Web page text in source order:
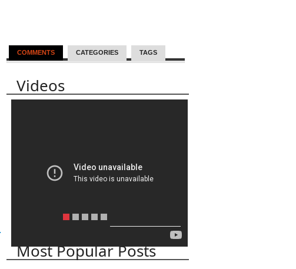
COMMENTS CATEGORIES TAGS
Videos
Most Popular Posts